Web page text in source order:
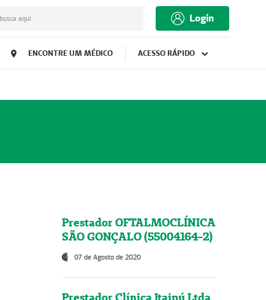
aqui Login
ENCONTRE UM MÉDICO ACESSO RÁPIDO
Prestador OFTALMOCLÍNICA
SÃO GONÇALO (55004164-2)
07 de Agosto de 2020